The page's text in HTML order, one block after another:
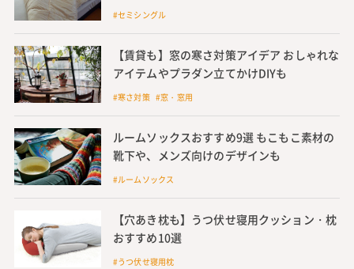
#セミシングル
【賃貸も】窓の寒さ対策アイデア おしゃれな
アイテムやプラダン立てかけDIYも
#寒さ対策 #窓・窓用
ルームソックスおすすめ9選 もこもこ素材の
靴下や、メンズ向けのデザインも
#ルームソックス
【穴あき枕も】うつ伏せ寝用クッション・枕
おすすめ10選
#うつ伏せ寝用枕